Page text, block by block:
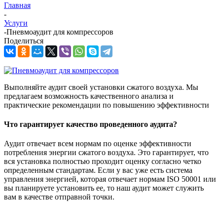
Главная
-
Услуги
-Пневмоаудит для компрессоров
Поделиться
Выполняйте аудит своей установки сжатого воздуха. Мы
предлагаем возможность качественного анализа и
практические рекомендации по повышению эффективности
Что гарантирует качество проведенного аудита?
Аудит отвечает всем нормам по оценке эффективности
потребления энергии сжатого воздуха. Это гарантирует, что
вся установка полностью проходит оценку согласно четко
определенным стандартам. Если у вас уже есть система
управления энергией, которая отвечает нормам ISO 50001 или
вы планируете установить ее, то наш аудит может служить
вам в качестве отправной точки.